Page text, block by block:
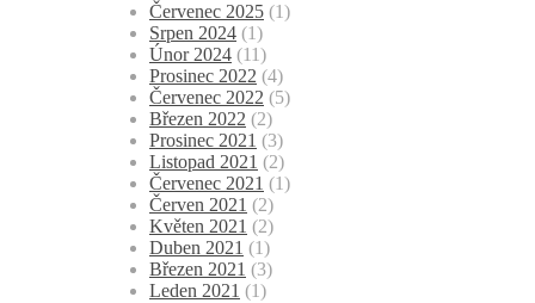
Červenec 2025 (1)
Srpen 2024 (1)
Únor 2024 (11)
Prosinec 2022 (4)
Červenec 2022 (5)
Březen 2022 (2)
Prosinec 2021 (3)
Listopad 2021 (2)
Červenec 2021 (1)
Červen 2021 (2)
Květen 2021 (2)
Duben 2021 (1)
Březen 2021 (3)
Leden 2021 (1)